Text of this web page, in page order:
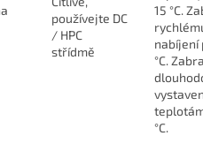
používejte DC
/ HPC
střídmě
15 °C.
nabíjení
°C.
°C.